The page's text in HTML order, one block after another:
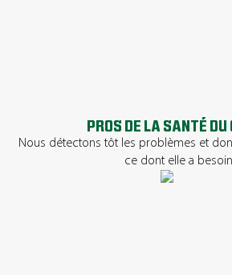
PROS DE LA SANTÉ DU
Nous détectons tôt les problèmes et
ce dont elle a